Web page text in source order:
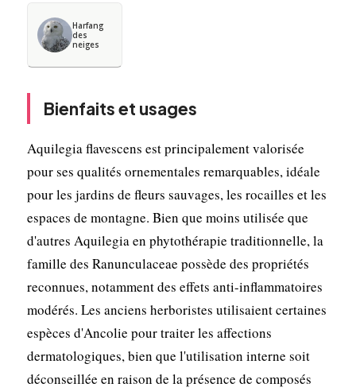
Harfang
des
neiges
Bienfaits et usages
Aquilegia flavescens est principalement valorisée
pour ses qualités ornementales remarquables, idéale
pour les jardins de fleurs sauvages, les rocailles et les
espaces de montagne. Bien que moins utilisée que
d'autres Aquilegia en phytothérapie traditionnelle, la
famille des Ranunculaceae possède des propriétés
reconnues, notamment des effets anti-inflammatoires
modérés. Les anciens herboristes utilisaient certaines
espèces d'Ancolie pour traiter les affections
dermatologiques, bien que l'utilisation interne soit
déconseillée en raison de la présence de composés